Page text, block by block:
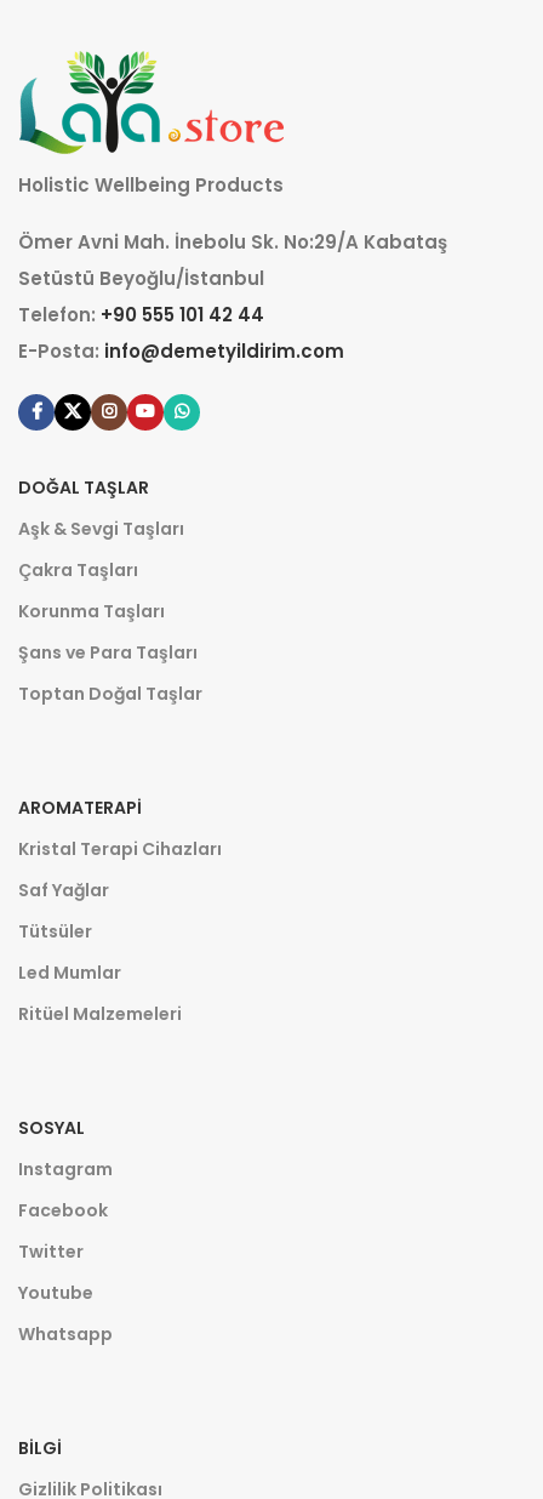
Holistic Wellbeing Products
Ömer Avni Mah. İnebolu Sk. No:29/A Kabataş
Setüstü Beyoğlu/İstanbul
Telefon: +90 555 101 42 44
E-Posta: info@demetyildirim.com
DOĞAL TAŞLAR
Aşk & Sevgi Taşları
Çakra Taşları
Korunma Taşları
Şans ve Para Taşları
Toptan Doğal Taşlar
AROMATERAPI
Kristal Terapi Cihazları
Saf Yağlar
Tütsüler
Led Mumlar
Ritüel Malzemeleri
SOSYAL
Instagram
Facebook
Twitter
Youtube
Whatsapp
BILGI
Gizlilik Politikası